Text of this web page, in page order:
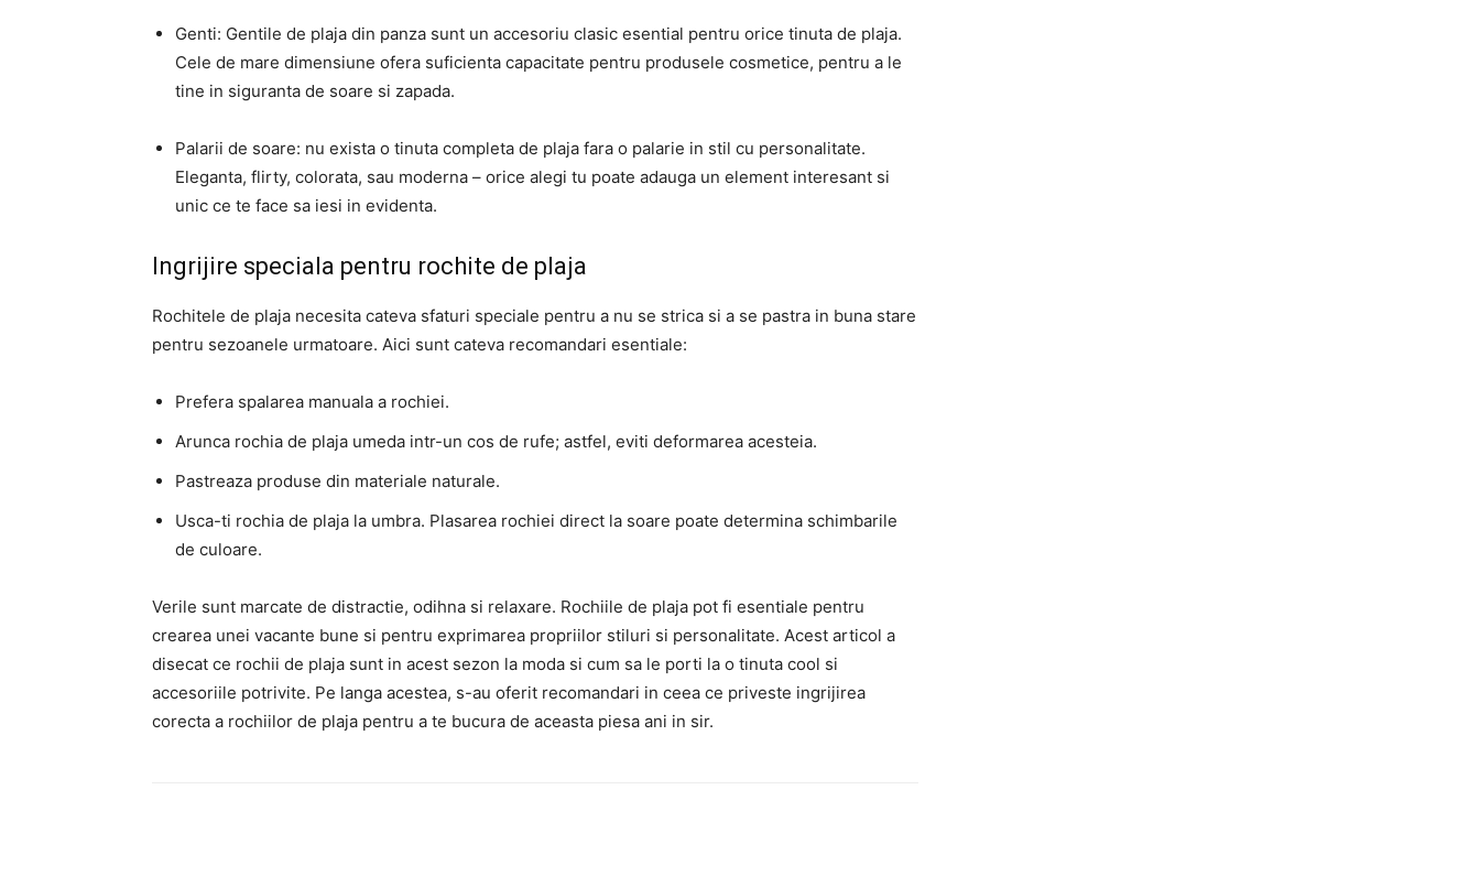
Genti: Gentile de plaja din panza sunt un accesoriu clasic esential pentru orice tinuta de plaja.
Cele de mare dimensiune ofera suficienta capacitate pentru produsele cosmetice, pentru a le
tine in siguranta de soare si zapada.
Palarii de soare: nu exista o tinuta completa de plaja fara o palarie in stil cu personalitate.
Eleganta, flirty, colorata, sau moderna – orice alegi tu poate adauga un element interesant si
unic ce te face sa iesi in evidenta.
Ingrijire speciala pentru rochite de plaja
Rochitele de plaja necesita cateva sfaturi speciale pentru a nu se strica si a se pastra in buna stare
pentru sezoanele urmatoare. Aici sunt cateva recomandari esentiale:
Prefera spalarea manuala a rochiei.
Arunca rochia de plaja umeda intr-un cos de rufe; astfel, eviti deformarea acesteia.
Pastreaza produse din materiale naturale.
Usca-ti rochia de plaja la umbra. Plasarea rochiei direct la soare poate determina schimbarile
de culoare.
Verile sunt marcate de distractie, odihna si relaxare. Rochiile de plaja pot fi esentiale pentru
crearea unei vacante bune si pentru exprimarea propriilor stiluri si personalitate. Acest articol a
disecat ce rochii de plaja sunt in acest sezon la moda si cum sa le porti la o tinuta cool si
accesoriile potrivite. Pe langa acestea, s-au oferit recomandari in ceea ce priveste ingrijirea
corecta a rochiilor de plaja pentru a te bucura de aceasta piesa ani in sir.